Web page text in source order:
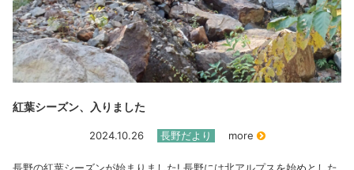
紅葉シーズン、入りました
2024.10.26 長野だより more